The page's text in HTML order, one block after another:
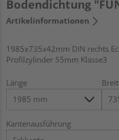
Bodendichtung
Artikelinformationen
1985x735x42mm DIN rechts
Profilzylinder 55mm Klasse3
Länge
Kantenausführung